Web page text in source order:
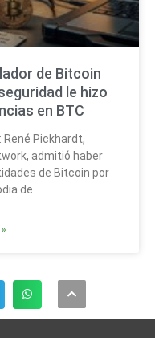
de Bitcoin
le hizo
en BTC
René Pickhardt,
admitió haber
de Bitcoin por
de